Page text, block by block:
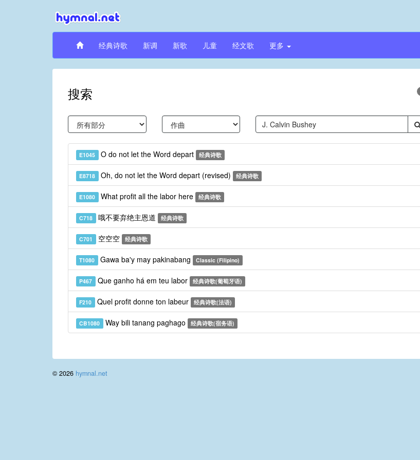
经典诗歌 新调 新歌 儿童 经文歌 更多
搜索
E1045 O do not let the Word depart 经典诗歌
E8718 Oh, do not let the Word depart (revised) 经典诗歌
E1080 What profit all the labor here 经典诗歌
C718 哦不要弃绝主恩道 经典诗歌
C701 空空空 经典诗歌
T1080 Gawa ba'y may pakinabang Classic (Filipino)
P467 Que ganho há em teu labor 经典诗歌(葡萄牙语)
F210 Quel profit donne ton labeur 经典诗歌(法语)
CB1080 Way bili tanang paghago 经典诗歌(宿务语)
© 2026 hymnal.net